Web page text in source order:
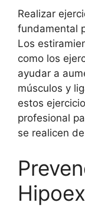
Realizar
fundamental
Los
como los
ayudar a
músculos y
estos
profesional
se realicen